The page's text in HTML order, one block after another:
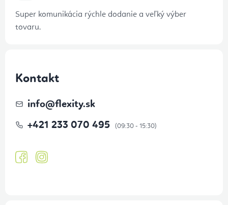
Super komunikácia rýchle dodanie a veľký výber
tovaru.
Kontakt
info@flexity.sk
+421 233 070 495